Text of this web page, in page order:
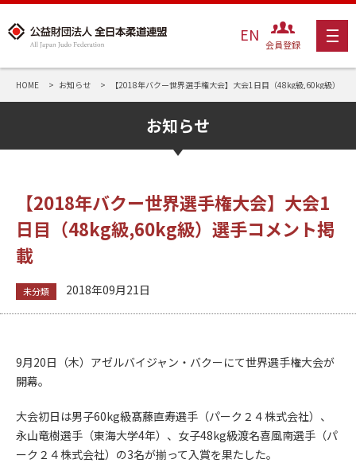
EN 会員登録
HOME お知らせ 【2018年バクー世界選手権大会】大会1日目（48kg級,60kg級）選
お知らせ
【2018年バクー世界選手権大会】大会1
日目（48kg級,60kg級）選手コメント掲
載
未分類 2018年09月21日
9月20日（木）アゼルバイジャン・バクーにて世界選手権大会が
開幕。
大会初日は男子60kg級髙藤直寿選手（パーク２４株式会社）、
永山竜樹選手（東海大学4年）、女子48kg級渡名喜風南選手（パ
ーク２４株式会社）の3名が揃って入賞を果たした。